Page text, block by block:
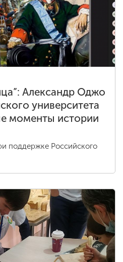
Александр Оджо
университета
моменты истории
поддержке Российского